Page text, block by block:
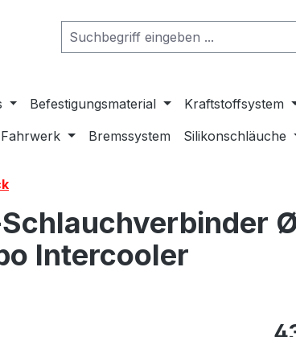
Befestigungsmaterial Kraftstoffsystem
Fahrwerk Bremssystem Silikonschläuche
Intercooler